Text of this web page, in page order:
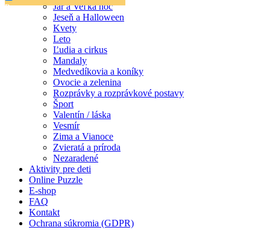
Doprava
Jar a Veľká noc
Jeseň a Halloween
Ľudia a cirkus
Medvedíkovia a koníky
Ovocie a zelenina
Rozprávky a rozprávkové postavy
Šport
Jar a Veľká noc
Jeseň a Halloween
Kvety
Leto
Ľudia a cirkus
Mandaly
Medvedíkovia a koníky
Ovocie a zelenina
Rozprávky a rozprávkové postavy
Šport
Valentín / láska
Vesmír
Zima a Vianoce
Zvieratá a príroda
Nezaradené
Aktivity pre deti
Online Puzzle
E-shop
FAQ
Kontakt
Ochrana súkromia (GDPR)